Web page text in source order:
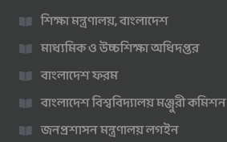
শিক্ষা মন্ত্রণালয়, বাংলাদেশ
মাধ্যমিক ও উচ্চশিক্ষা অধিদপ্তর
বাংলাদেশ ফরম
বাংলাদেশ বিশ্ববিদ্যালয় মঞ্জুরী কমিশন
জনপ্রশাসন মন্ত্রণালয় লগইন